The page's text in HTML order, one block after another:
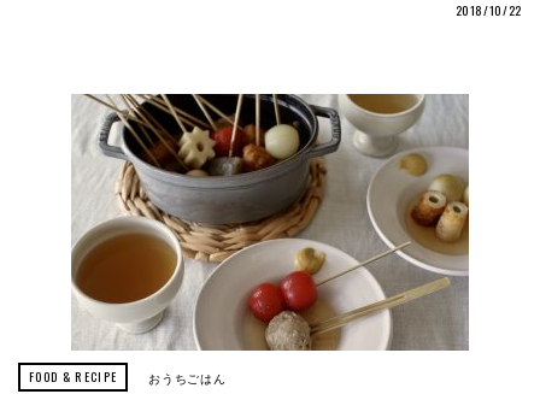
2018/10/22
FOOD & RECIPE おうちごはん